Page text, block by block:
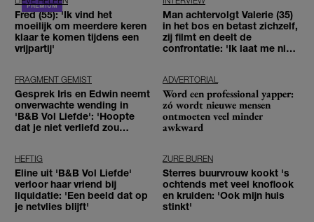
Fred (55): 'Ik vind het
moeilijk om meerdere keren
klaar te komen tijdens een
vrijpartij'
Man achtervolgt Valerie (35)
in het bos en betast zichzelf,
zij filmt en deelt de
confrontatie: 'Ik laat me niet
FRAGMENT GEMIST
Gesprek Iris en Edwin neemt
onverwachte wending in
'B&B Vol Liefde': 'Hoopte
dat je niet verliefd zou
ADVERTORIAL
Word een professional yapper:
zó wordt nieuwe mensen
ontmoeten veel minder
awkward
HEFTIG
Eline uit 'B&B Vol Liefde'
verloor haar vriend bij
liquidatie: 'Een beeld dat op
je netvlies blijft'
ZURE BUREN
Sterres buurvrouw kookt 's
ochtends met veel knoflook
en kruiden: 'Ook mijn huis
stinkt'